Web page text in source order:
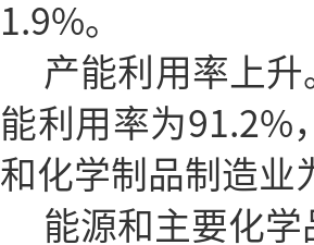
1.9%。
产能利用率上
能利用率为91.2%
和化学制品制造业
能源和主要化